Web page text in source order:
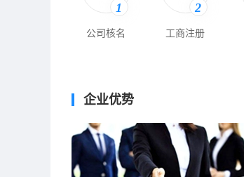
1
公司核名
2
工商注册
企业优势